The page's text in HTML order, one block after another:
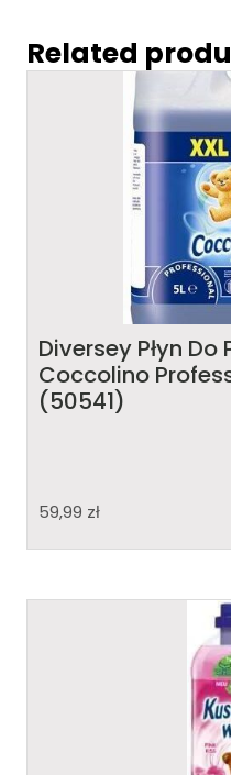
Related
Diversey Płyn Do
Coccolino
(50541)
59,99 zł